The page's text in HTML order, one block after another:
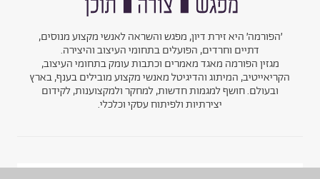
׳הפורמה׳ היא זירת דיון, מפגש והשראה לאנשי מקצוע מנוסים,
דתיים וחרדים, הפועלים בתחומי העיצוב והיצירה.
מגזין הפורמה מאגד מאמרים וכתבות עומק בתחומי העיצוב,
הקריאייטיב, המיתוג והדיגיטל מאנשי מקצוע מובילים בענף, בארץ
ובעולם. חושף למגמות חדשות, למחקר ולמקצוענות, לקידום
יצירתיות ולפיתוח עסקי וכלכלי.